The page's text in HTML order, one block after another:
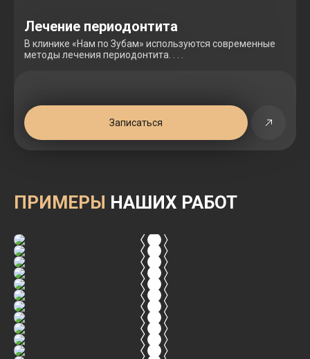
Лечение периодонтита
В клинике «Нам по Зубам» используются современные
методы лечения периодонтита. . . .
Записаться
ПРИМЕРЫ НАШИХ РАБОТ